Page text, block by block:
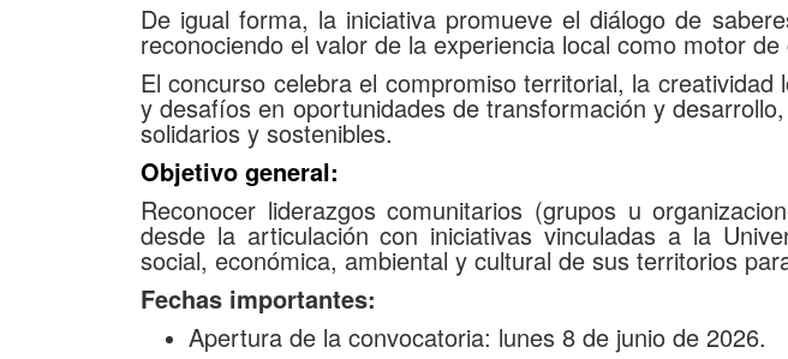
De igual forma, la iniciativa promueve el diálogo de
reconociendo el valor de la experiencia local como motor
El concurso celebra el compromiso territorial, la
y desafíos en oportunidades de transformación y
solidarios y sostenibles.
Objetivo general:
Reconocer liderazgos comunitarios (grupos u
desde la articulación con iniciativas vinculadas a la
social, económica, ambiental y cultural de sus territorios
Fechas importantes:
Apertura de la convocatoria: lunes 8 de junio de 2026.